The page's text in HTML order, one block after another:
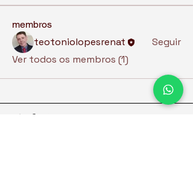
membros
teotoniolopesrenat
Seguir
Ver todos os membros (1)